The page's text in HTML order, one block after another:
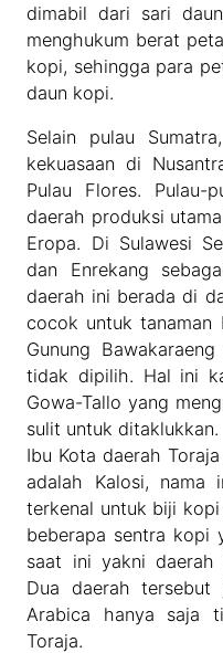
dimabil dari sari
menghukum berat
kopi, sehingga para
daun kopi.
Selain pulau
kekuasaan di
Pulau Flores. Pulau-
daerah produksi
Eropa. Di Sulawesi
dan Enrekang
daerah ini berada di
cocok untuk tanaman
Gunung
tidak dipilih. Hal ini
Gowa-Tallo yang
sulit untuk ditaklukkan.
Ibu Kota daerah
adalah Kalosi, nama
terkenal untuk biji
beberapa sentra kopi
saat ini yakni daerah
Dua daerah
Arabica hanya saja
Toraja.